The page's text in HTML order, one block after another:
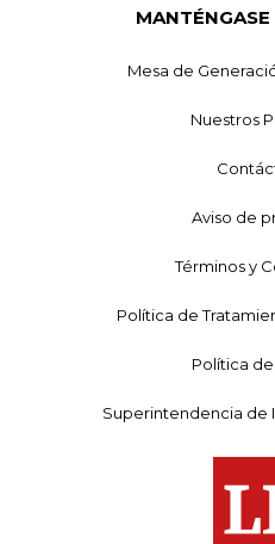
Mesa de
Nuestros
Aviso de
Términos y
Política de
Política
Superintendencia de